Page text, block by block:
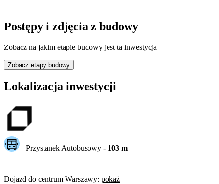
Postępy i zdjęcia z budowy
Zobacz na jakim etapie budowy jest ta inwestycja
Zobacz etapy budowy
Lokalizacja inwestycji
Przystanek Autobusowy - 103m
Dojazd do centrum Warszawy: pokaż